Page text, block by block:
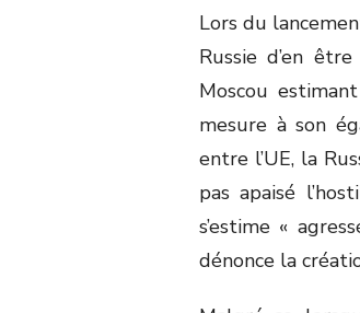
Lors du
Russie d’en
Moscou
mesure à son
entre l’UE, la
pas apaisé
s’estime «
dénonce la